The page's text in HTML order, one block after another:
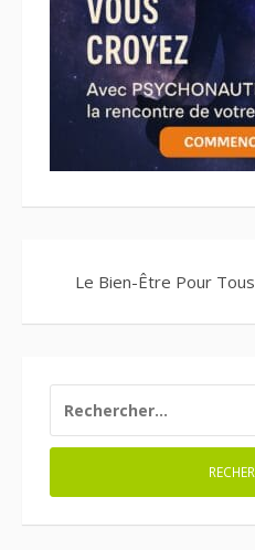
Le Bien-Être Pour Tous